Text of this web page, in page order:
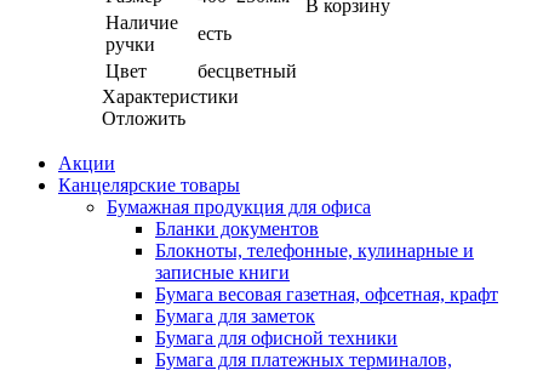
Наличие
ручки
есть
Цвет
бесцветный
Характеристики
Отложить
В корзину
Акции
Канцелярские товары
Бумажная продукция для офиса
Бланки документов
Блокноты, телефонные, кулинарные и
записные книги
Бумага весовая газетная, офсетная, крафт
Бумага для заметок
Бумага для офисной техники
Бумага для платежных терминалов,